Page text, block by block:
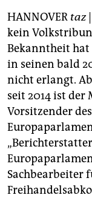
unterstützen
abo
genossenschaft
epaper login
HANNOVER taz|
kein Volkstribun
Bekanntheit
in seinen bald
nicht erlangt.
seit 2014 ist der
Vorsitzender
Sachbearbeiter